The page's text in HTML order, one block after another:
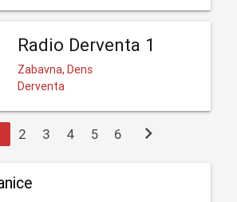
Radio Derventa 1
Zabavna, Dens
Derventa
2 3 4 5 6 chevron_right